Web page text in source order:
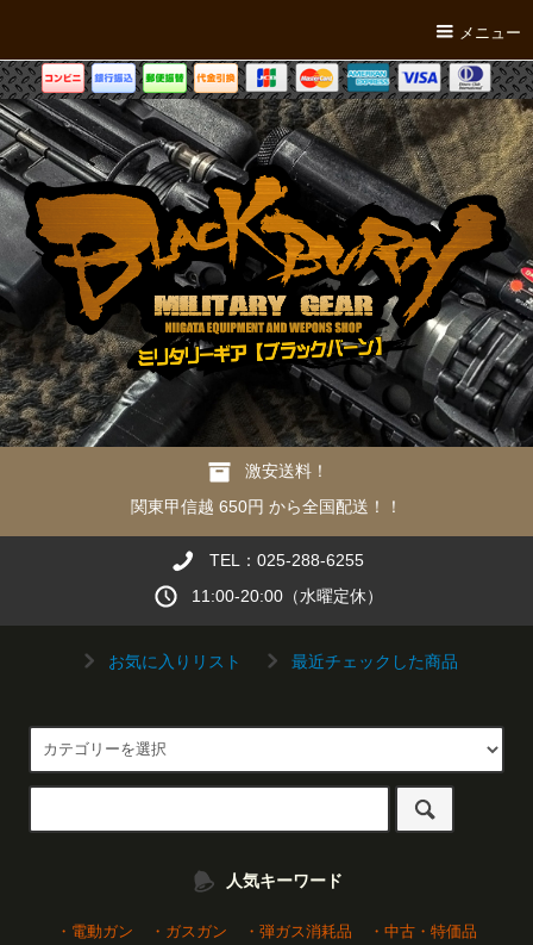
メニュー
激安送料！
関東甲信越 650円 から全国配送！！
TEL：025-288-6255
11:00-20:00（水曜定休）
お気に入りリスト 最近チェックした商品
人気キーワード
・電動ガン ・ガスガン ・弾ガス消耗品
・中古・特価品